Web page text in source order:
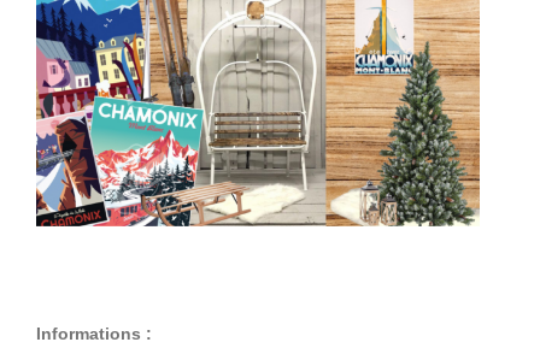
Informations :